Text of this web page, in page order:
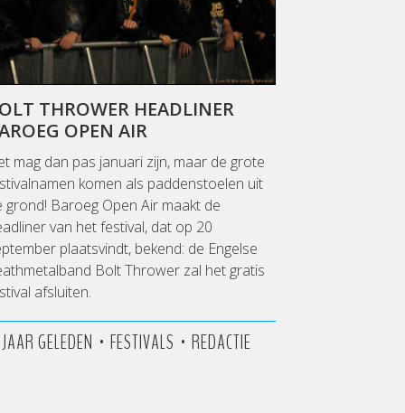
THROWER HEADLINER
OPEN AIR
mag dan pas januari zijn, maar de grote
komen als paddenstoelen uit
grond! Baroeg Open Air maakt de
van het festival, dat op 20
plaatsvindt, bekend: de Engelse
Bolt Thrower zal het gratis
afsluiten.
GELEDEN • FESTIVALS • REDACTIE